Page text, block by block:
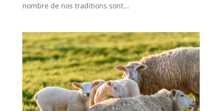
nombre de nos traditions sont...